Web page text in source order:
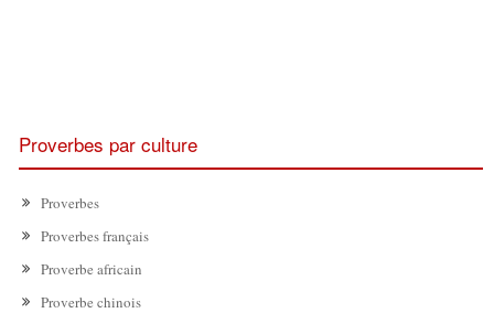
Proverbes par culture
Proverbes
Proverbes français
Proverbe africain
Proverbe chinois